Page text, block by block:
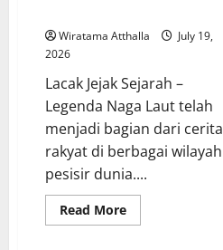
Wiratama Atthalla
July 19,
2026
Lacak Jejak Sejarah –
Legenda Naga Laut telah
menjadi bagian dari cerita
rakyat di berbagai wilayah
pesisir dunia....
Read MoreRead
more